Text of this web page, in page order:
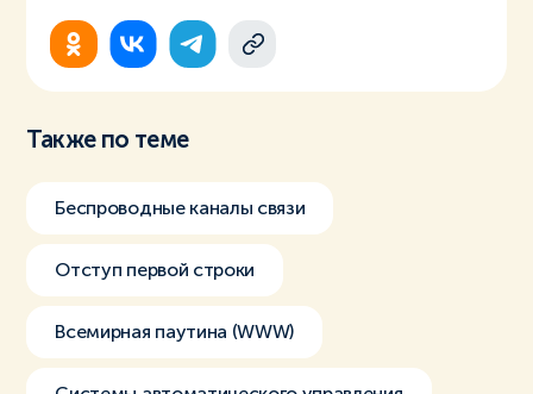
Также по теме
Беспроводные каналы связи
Отступ первой строки
Всемирная паутина (WWW)